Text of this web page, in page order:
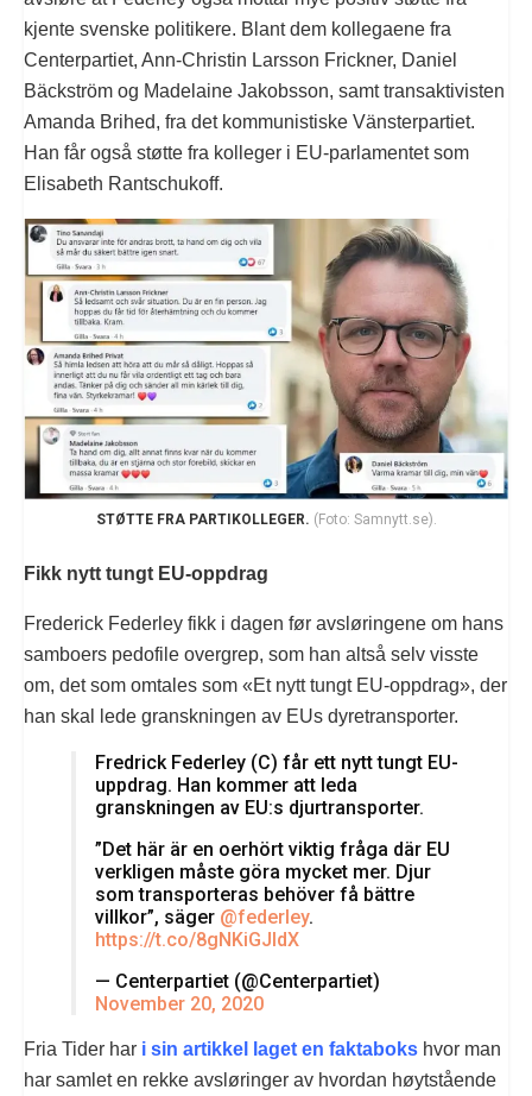
kjente svenske politikere. Blant dem kollegaene fra
Centerpartiet, Ann-Christin Larsson Frickner, Daniel
Bäckström og Madelaine Jakobsson, samt transaktivisten
Amanda Brihed, fra det kommunistiske Vänsterpartiet.
Han får også støtte fra kolleger i EU-parlamentet som
Elisabeth Rantschukoff.
STØTTE FRA PARTIKOLLEGER. (Foto: Samnytt.se).
Fikk nytt tungt EU-oppdrag
Frederick Federley fikk i dagen før avsløringene om hans
samboers pedofile overgrep, som han altså selv visste
om, det som omtales som «Et nytt tungt EU-oppdrag», der
han skal lede granskningen av EUs dyretransporter.
Fredrick Federley (C) får ett nytt tungt EU-
uppdrag. Han kommer att leda
granskningen av EU:s djurtransporter.
”Det här är en oerhört viktig fråga där EU
verkligen måste göra mycket mer. Djur
som transporteras behöver få bättre
villkor”, säger @federley.
https://t.co/8gNKiGJldX
— Centerpartiet (@Centerpartiet)
November 20, 2020
Fria Tider har i sin artikkel laget en faktaboks hvor man
har samlet en rekke avsløringer av hvordan høytstående